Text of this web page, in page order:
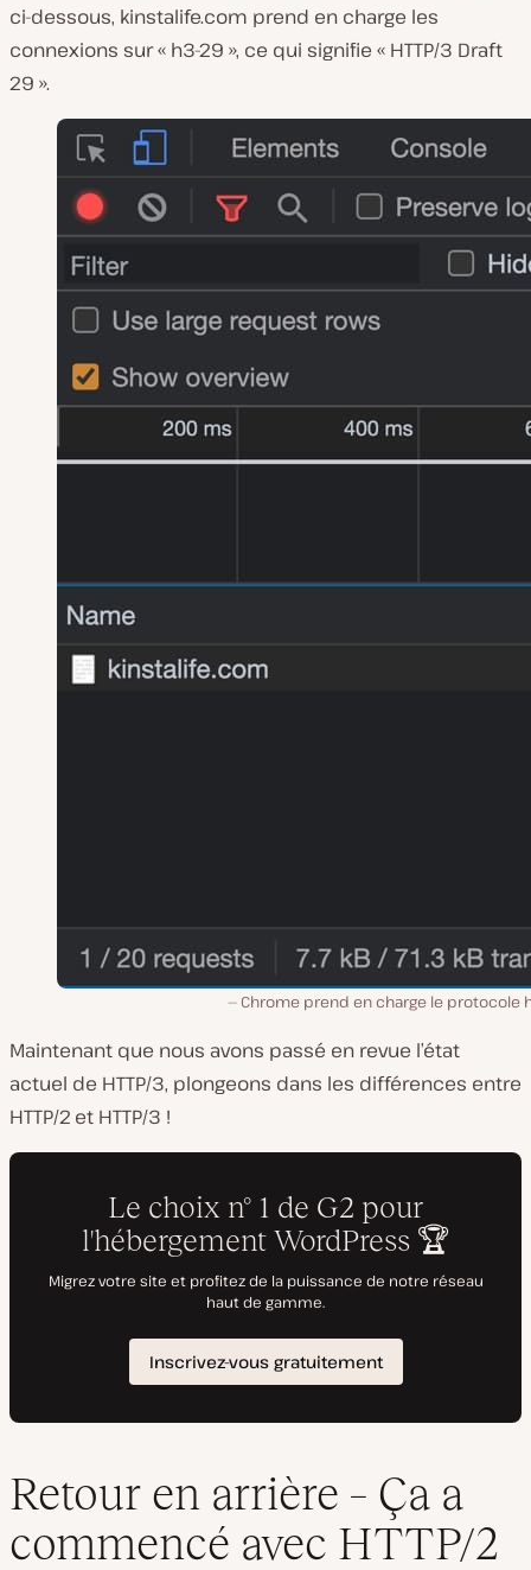
ci-dessous, kinstalife.com prend en charge les
connexions sur « h3-29 », ce qui signifie « HTTP/3 Draft
29 ».
Chrome prend en charge le protocole
Maintenant que nous avons passé en revue l’état
actuel de HTTP/3, plongeons dans les différences entre
HTTP/2 et HTTP/3 !
Retour en arrière – Ça a
commencé avec HTTP/2